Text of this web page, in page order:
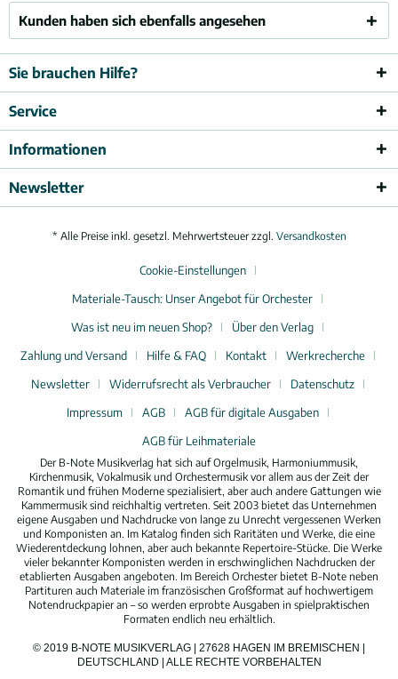
Kunden haben sich ebenfalls angesehen
Sie brauchen Hilfe?
Service
Informationen
Newsletter
* Alle Preise inkl. gesetzl. Mehrwertsteuer zzgl. Versandkosten
Cookie-Einstellungen
Materiale-Tausch: Unser Angebot für Orchester
Was ist neu im neuen Shop?
Über den Verlag
Zahlung und Versand
Hilfe & FAQ Kontakt
Werkrecherche
Newsletter
Widerrufsrecht als Verbraucher
Datenschutz
Impressum
AGB
AGB für digitale Ausgaben
AGB für Leihmateriale
Der B-Note Musikverlag hat sich auf Orgelmusik, Harmoniummusik,
Kirchenmusik, Vokalmusik und Orchestermusik vor allem aus der Zeit der
Romantik und frühen Moderne spezialisiert, aber auch andere Gattungen wie
Kammermusik sind reichhaltig vertreten. Seit 2003 bietet das Unternehmen
eigene Ausgaben und Nachdrucke von lange zu Unrecht vergessenen Werken
und Komponisten an. Im Katalog finden sich Raritäten und Werke, die eine
Wiederentdeckung lohnen, aber auch bekannte Repertoire-Stücke. Die Werke
vieler bekannter Komponisten werden in erschwinglichen Nachdrucken der
etablierten Ausgaben angeboten. Im Bereich Orchester bietet B-Note neben
Partituren auch Materiale im französischen Großformat auf hochwertigem
Notendruckpapier an – so werden erprobte Ausgaben in spielpraktischen
Formaten endlich neu erhältlich.
© 2019 B-NOTE MUSIKVERLAG | 27628 HAGEN IM BREMISCHEN |
DEUTSCHLAND | ALLE RECHTE VORBEHALTEN